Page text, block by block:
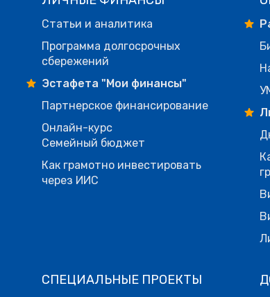
Статьи и аналитика
Программа долгосрочных
сбережений
Эстафета "Мои финансы"
Партнерское финансирование
Онлайн-курс
Семейный бюджет
Как грамотно инвестировать
через ИИС
СПЕЦИАЛЬНЫЕ ПРОЕКТЫ